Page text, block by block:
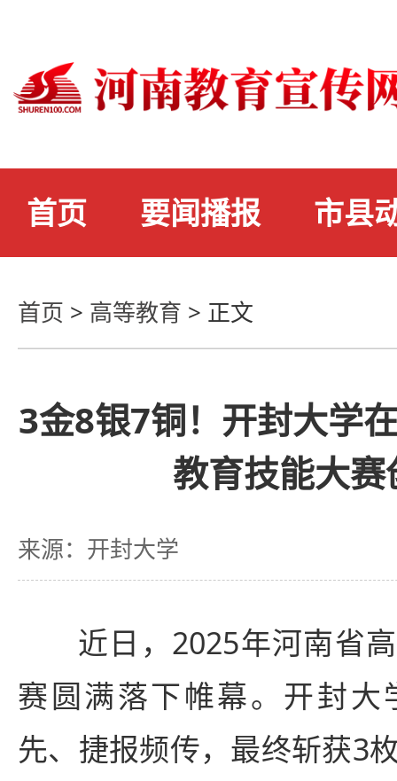
首页 要闻播报 市县
首页 > 高等教育 > 正文
3金8银7铜！开封大学
教育技能大
来源：开封大学
近日，2025年河南省
赛圆满落下帷幕。开封大
先、捷报频传，最终斩获3